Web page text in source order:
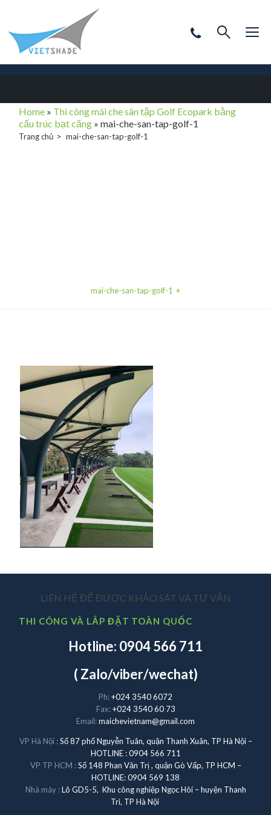
Home » Thi công mái che sân tập Golf Ecopark bằng
cấu trúc bạt căng »mai-che-san-tap-golf-1
Trang chủ mai-che-san-tap-golf-1
mai-che-san-tap-golf-1
LIÊN HỆ ĐỂ ĐƯỢC KHẢO SÁT VÀ TƯ VẤN
THI CÔNG VÀ LẮP ĐẶT TOÀN QUỐC
Hotline: 0904 566 711
( Zalo/viber/wechat)
Ph:+024 3540 6072
Fax:+024 3540 60 73
Email:maichevietnam@gmail.com
VP Hà Nội :Số 87 phố Nguyễn Tuân, quận Thanh Xuân, TP Hà Nội –
HOTLINE : 0904 566 711
VP TP HCM :Số 148 Phan Văn Trị , quận Gò Vấp, TP HCM –
HOTLINE: 0904 569 138
Nhà máy :Lô GD5-5, Khu công nghiệp Ngọc Hôi – huyện Thanh
Trì, TP Hà Nội